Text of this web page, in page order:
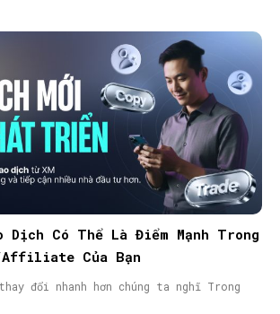
Dịch Có Thể Là Điểm Mạnh Trong
Affiliate Của Bạn
đổi nhanh hơn chúng ta nghĩ Trong